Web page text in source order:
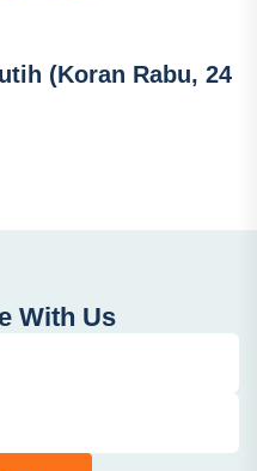
(Koran Rabu, 24
With Us